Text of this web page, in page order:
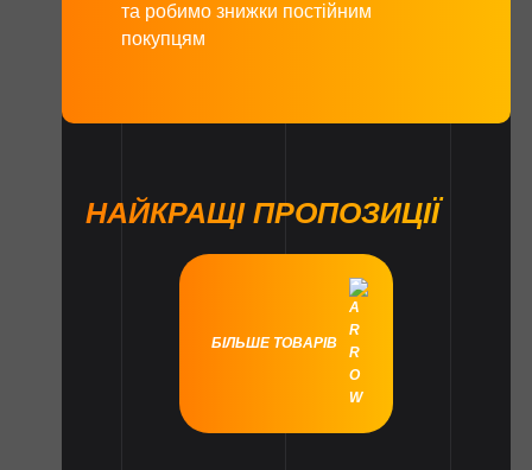
та робимо знижки постійним
покупцям
НАЙКРАЩІ ПРОПОЗИЦІЇ
БІЛЬШЕ ТОВАРІВ